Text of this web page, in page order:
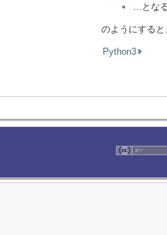
…とな
のようにする
Python3